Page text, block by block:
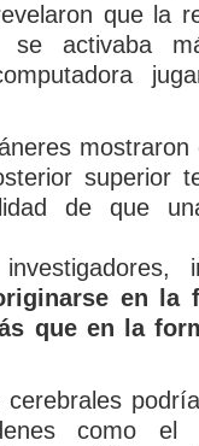
que la
se activaba
superior
de que
en la
que en la
como el